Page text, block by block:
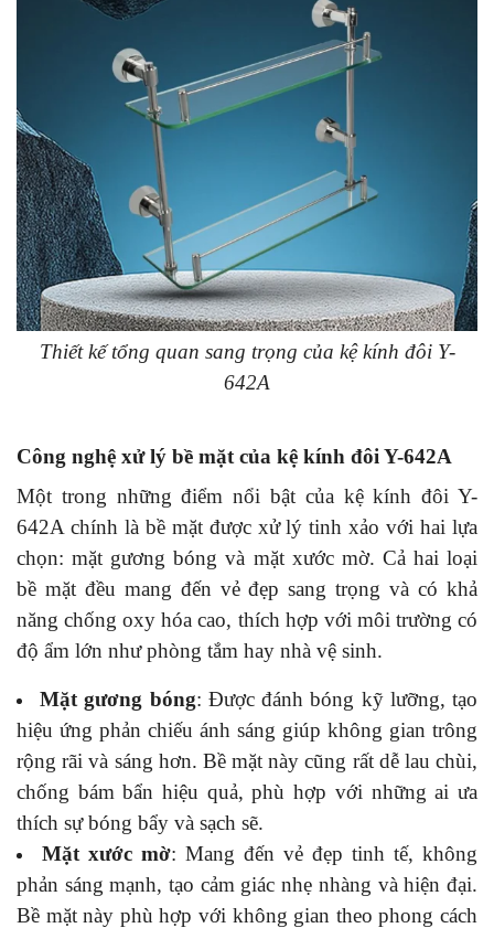
Thiết kế tổng quan sang trọng của kệ kính đôi Y-
642A
Công nghệ xử lý bề mặt của kệ kính đôi Y-642A
Một trong những điểm nổi bật của kệ kính đôi Y-
642A chính là bề mặt được xử lý tinh xảo với hai lựa
chọn: mặt gương bóng và mặt xước mờ. Cả hai loại
bề mặt đều mang đến vẻ đẹp sang trọng và có khả
năng chống oxy hóa cao, thích hợp với môi trường có
độ ẩm lớn như phòng tắm hay nhà vệ sinh.
Mặt gương bóng: Được đánh bóng kỹ lưỡng, tạo
hiệu ứng phản chiếu ánh sáng giúp không gian trông
rộng rãi và sáng hơn. Bề mặt này cũng rất dễ lau chùi,
chống bám bẩn hiệu quả, phù hợp với những ai ưa
thích sự bóng bẩy và sạch sẽ.
Mặt xước mờ: Mang đến vẻ đẹp tinh tế, không
phản sáng mạnh, tạo cảm giác nhẹ nhàng và hiện đại.
Bề mặt này phù hợp với không gian theo phong cách